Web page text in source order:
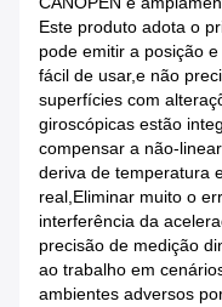
Este produto adota o
pode emitir a posição
fácil de usar,e não
superfícies com
giroscópicas estão
compensar a não-
deriva de temperatura
real,Eliminar muito o
interferência da
precisão de medição
ao trabalho em
ambientes adversos